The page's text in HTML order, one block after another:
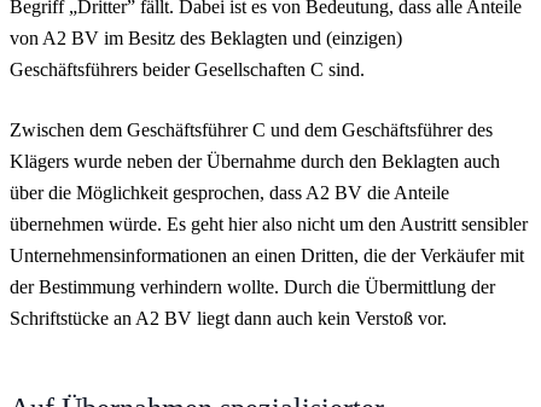
Begriff „Dritter” fällt. Dabei ist es von Bedeutung, dass alle Anteile
von A2 BV im Besitz des Beklagten und (einzigen)
Geschäftsführers beider Gesellschaften C sind.
Zwischen dem Geschäftsführer C und dem Geschäftsführer des
Klägers wurde neben der Übernahme durch den Beklagten auch
über die Möglichkeit gesprochen, dass A2 BV die Anteile
übernehmen würde. Es geht hier also nicht um den Austritt sensibler
Unternehmensinformationen an einen Dritten, die der Verkäufer mit
der Bestimmung verhindern wollte. Durch die Übermittlung der
Schriftstücke an A2 BV liegt dann auch kein Verstoß vor.